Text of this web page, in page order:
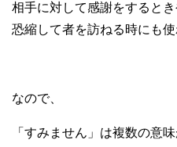
相手に対して感謝をすると
恐縮して者を訪ねる時にも使
なので、
「すみません」は複数の意